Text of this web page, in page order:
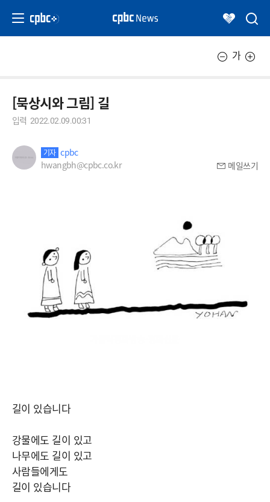
가
[묵상시와 그림] 길
입력 2022.02.09.00:31
기자 cpbc
hwangbh@cpbc.co.kr
메일쓰기
길이 있습니다
강물에도 길이 있고
나무에도 길이 있고
사람들에게도
길이 있습니다